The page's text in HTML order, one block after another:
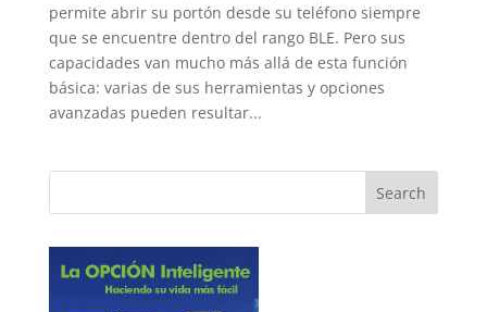
permite abrir su portón desde su teléfono siempre
que se encuentre dentro del rango BLE. Pero sus
capacidades van mucho más allá de esta función
básica: varias de sus herramientas y opciones
avanzadas pueden resultar...